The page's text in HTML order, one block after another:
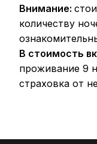
Внимание:
количеству
В стоимость
проживание 9
страховка от